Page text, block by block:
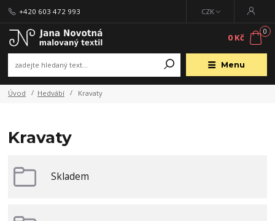
Menu
CZK
+420 603 472 993
0
0 Kč
Úvod Hedvábí Kravaty
Kravaty
Skladem